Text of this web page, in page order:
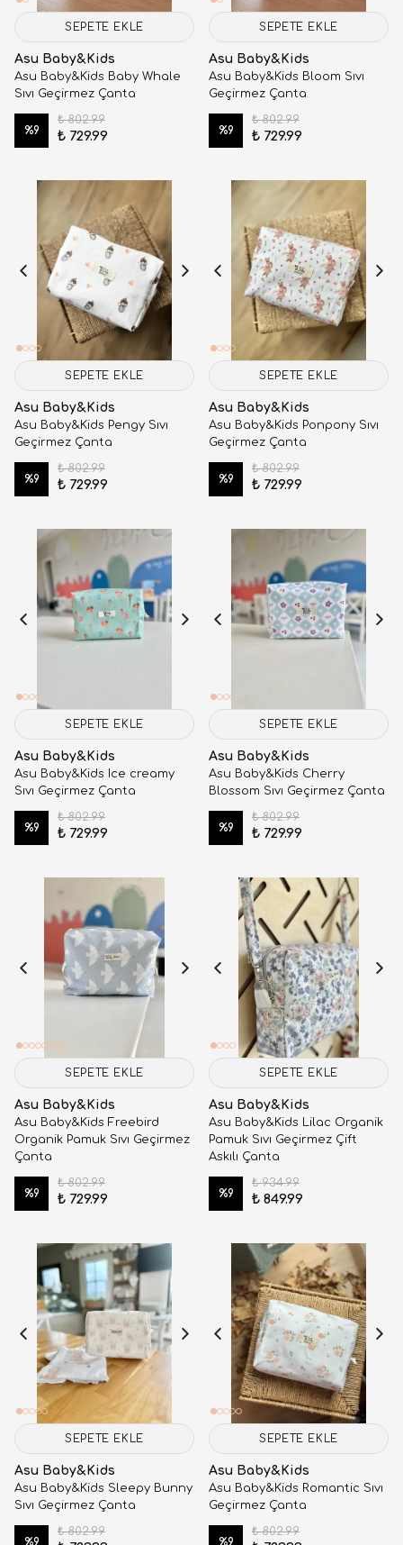
SEPETE EKLE
Asu Baby&Kids
Asu Baby&Kids Baby Whale
Sıvı Geçirmez Çanta
%9
₺ 802.99
₺ 729.99
SEPETE EKLE
Asu Baby&Kids
Asu Baby&Kids Bloom Sıvı
Geçirmez Çanta
%9
₺ 802.99
₺ 729.99
SEPETE EKLE
Asu Baby&Kids
Asu Baby&Kids Pengy Sıvı
Geçirmez Çanta
%9
₺ 802.99
₺ 729.99
SEPETE EKLE
Asu Baby&Kids
Asu Baby&Kids Ponpony Sıvı
Geçirmez Çanta
%9
₺ 802.99
₺ 729.99
SEPETE EKLE
Asu Baby&Kids
Asu Baby&Kids Ice creamy
Sıvı Geçirmez Çanta
%9
₺ 802.99
₺ 729.99
SEPETE EKLE
Asu Baby&Kids
Asu Baby&Kids Cherry
Blossom Sıvı Geçirmez Çanta
%9
₺ 802.99
₺ 729.99
SEPETE EKLE
Asu Baby&Kids
Asu Baby&Kids Freebird
Organik Pamuk Sıvı Geçirmez
Çanta
%9
₺ 802.99
₺ 729.99
SEPETE EKLE
Asu Baby&Kids
Asu Baby&Kids Lilac Organik
Pamuk Sıvı Geçirmez Çift
Askılı Çanta
%9
₺ 934.99
₺ 849.99
SEPETE EKLE
Asu Baby&Kids
Asu Baby&Kids Sleepy Bunny
Sıvı Geçirmez Çanta
%9
₺ 802.99
SEPETE EKLE
Asu Baby&Kids
Asu Baby&Kids Romantic Sıvı
Geçirmez Çanta
%9
₺ 802.99